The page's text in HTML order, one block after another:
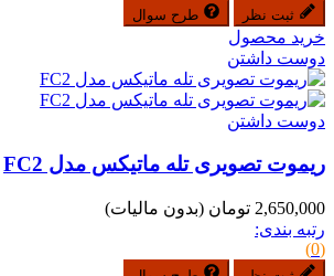
ثبت نظر طرح سوال
خرید محصول
دوست داشتن
دوست داشتن
ریموت تصویری تله ماتیکس مدل FC2
2,650,000 تومان
(بدون مالیات)
رتبه بندی:
(0)